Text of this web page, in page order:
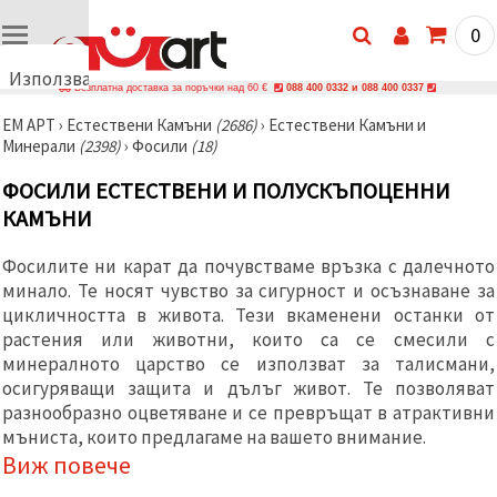
Използваме
🍪
Използваме
и подобни
технологии,
за да
правилната
работа на
сайта, да
подобрим
твоето
изживяване
и, с твое
съгласие,
да
анализираме
трафика и
показваме
0
Безплатна доставка за поръчки над 60 € 088 400 0332 и 088 400 0337
ЕМ АРТ › Естествени Камъни (2686)› Естествени Камъни и
Минерали (2398)› Фосили (18)
ФОСИЛИ ЕСТЕСТВЕНИ И ПОЛУСКЪПОЦЕННИ
КАМЪНИ
Фосилите ни карат да почувстваме връзка с далечното
минало. Те носят чувство за сигурност и осъзнаване за
цикличността в живота. Тези вкаменени останки от
растения или животни, които са се смесили с
минералното царство се използват за талисмани,
осигуряващи защита и дълъг живот. Те позволяват
разнообразно оцветяване и се превръщат в атрактивни
мъниста, които предлагаме на вашето внимание.
Виж повече